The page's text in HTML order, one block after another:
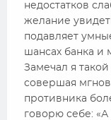
недостатков
желание
подавляет
шансах банка и
Замечал я
совершая
противника
говорю себе: